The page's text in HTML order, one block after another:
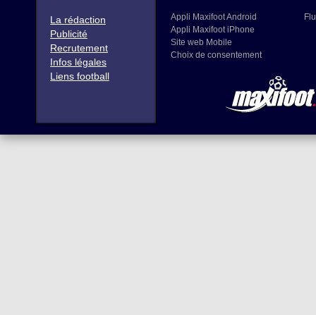
La rédaction
Publicité
Recrutement
Infos légales
Liens football
Appli Maxifoot Android
Appli Maxifoot iPhone
Site web Mobile
Choix de consentement